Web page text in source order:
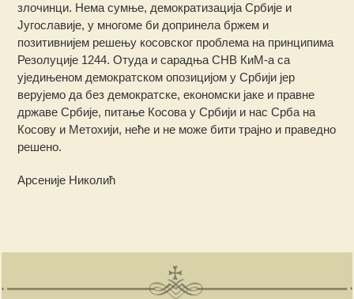
злочинци. Нема сумње, демократизација Србије и
Југославије, у многоме би допринела бржем и
позитивнијем решењу косовског проблема на принципима
Резолуције 1244. Отуда и сарадња СНВ КиМ-а са
уједињеном демократском опозицијом у Србији јер
верујемо да без демократске, економски јаке и правне
државе Србије, питање Косова у Србији и нас Срба на
Косову и Метохији, неће и не може бити трајно и праведно
решено.
Арсеније Николић